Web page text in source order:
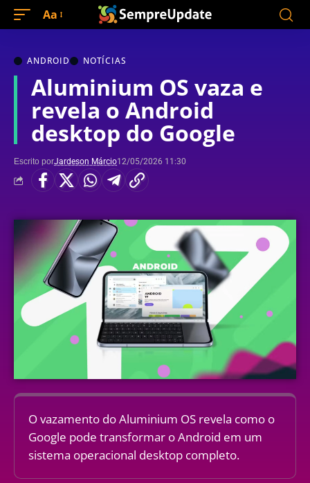
Aa
ANDROID NOTÍCIAS
Aluminium OS vaza e
revela o Android
desktop do Google
Escrito porJardeson Márcio12/05/2026 11:30
O vazamento do Aluminium OS revela como o
Google pode transformar o Android em um
sistema operacional desktop completo.